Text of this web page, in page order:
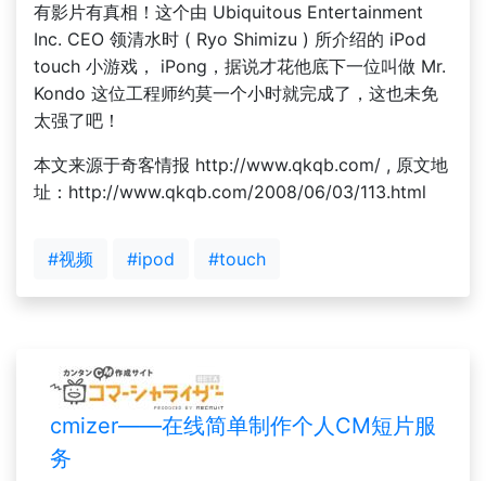
有影片有真相！这个由 Ubiquitous Entertainment
Inc. CEO 领清水时 ( Ryo Shimizu ) 所介绍的 iPod
touch 小游戏， iPong，据说才花他底下一位叫做 Mr.
Kondo 这位工程师约莫一个小时就完成了，这也未免
太强了吧！
本文来源于奇客情报 http://www.qkqb.com/ , 原文地
址：http://www.qkqb.com/2008/06/03/113.html
#视频 #ipod #touch
cmizer——在线简单制作个人CM短片服
务